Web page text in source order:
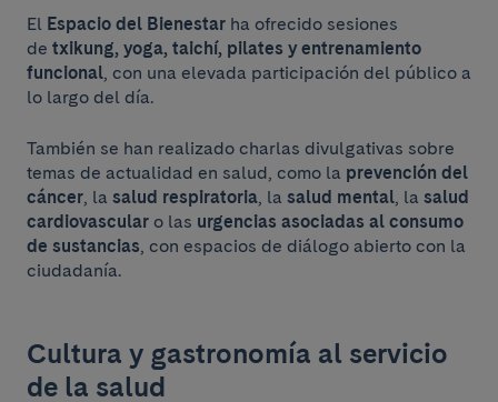
El Espacio del Bienestar ha ofrecido sesiones
de txikung, yoga, taichí, pilates y entrenamiento
funcional , con una elevada participación del público a
lo largo del día.
También se han realizado charlas divulgativas sobre
temas de actualidad en salud, como la prevención del
cáncer , la salud respiratoria , la salud mental , la salud
cardiovascular o las urgencias asociadas al consumo
de sustancias , con espacios de diálogo abierto con la
ciudadanía.
Cultura y gastronomía al servicio
de la salud